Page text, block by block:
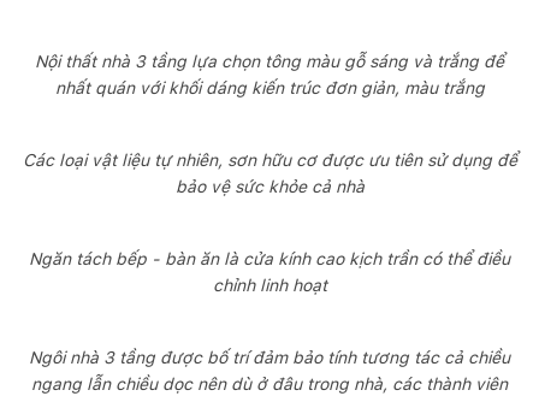
Nội thất nhà 3 tầng lựa chọn tông màu gỗ sáng và trắng để
nhất quán với khối dáng kiến trúc đơn giản, màu trắng
Các loại vật liệu tự nhiên, sơn hữu cơ được ưu tiên sử dụng để
bảo vệ sức khỏe cả nhà
Ngăn tách bếp - bàn ăn là cửa kính cao kịch trần có thể điều
chỉnh linh hoạt
Ngôi nhà 3 tầng được bố trí đảm bảo tính tương tác cả chiều
ngang lẫn chiều dọc nên dù ở đâu trong nhà, các thành viên